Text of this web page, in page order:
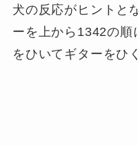
犬の反応がヒントと
ーを上から1342の順
をひいてギターをひく